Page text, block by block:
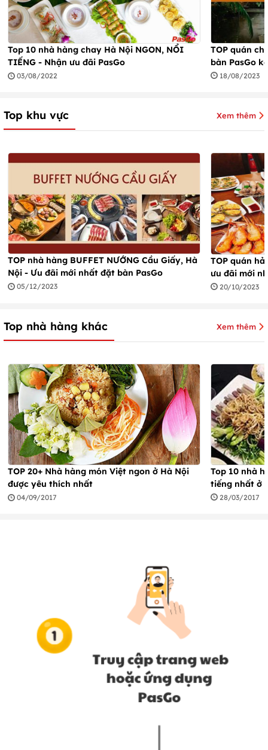
Top 10 nhà hàng chay Hà Nội NGON, NỔI
TIẾNG - Nhận ưu đãi PasGo
03/08/2022
TOP quán
bàn PasGo
18/08/2023
Top khu vực Xem thêm
TOP nhà hàng BUFFET NƯỚNG Cầu Giấy, Hà
Nội - Ưu đãi mới nhất đặt bàn PasGo
05/12/2023
TOP quán
ưu đãi mới
20/10/2023
Top nhà hàng khác Xem thêm
TOP 20+ Nhà hàng món Việt ngon ở Hà Nội
được yêu thích nhất
04/09/2017
Top 10 nhà
tiếng nhất ở
28/03/2017